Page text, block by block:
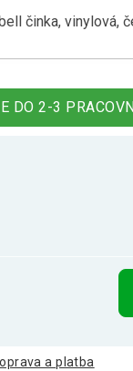
činka, vinylová,
činka, vinylová,
činka, vinylová,
DO 2-3
a platba